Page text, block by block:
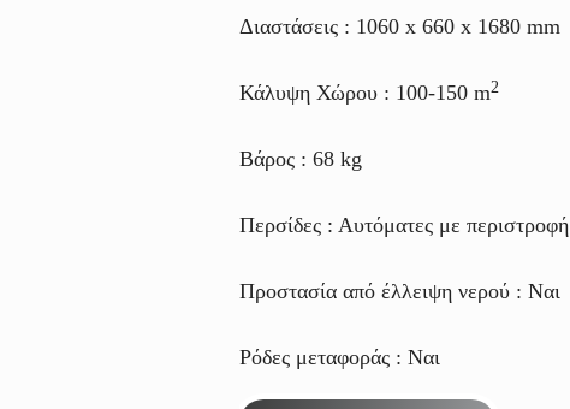
Διαστάσεις : 1060 x 660 x 1680 mm
Κάλυψη Χώρου : 100-150 m2
Βάρος : 68 kg
Περσίδες : Αυτόματες με περιστροφή
Προστασία από έλλειψη νερού : Ναι
Ρόδες μεταφοράς : Ναι